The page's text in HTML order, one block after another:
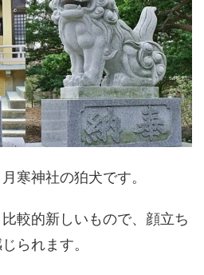
寒神社の狛犬です。
較的新しいもので、顔立ち
られます。